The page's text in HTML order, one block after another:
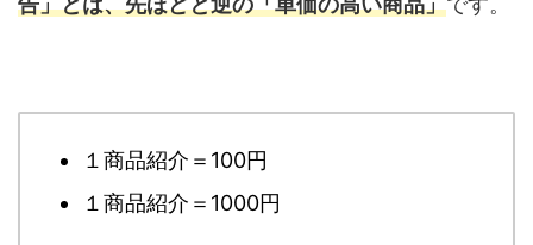
１商品紹介＝100円
１商品紹介＝1000円